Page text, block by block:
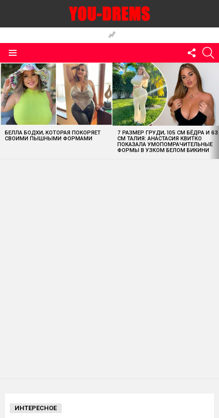
US
MOST
VIEWED
STORIES
БЕЛЛА БОДХИ, КОТОРАЯ ПОКОРЯЕТ
СВОИМИ ПЫШНЫМИ ФОРМАМИ
7 РАЗМЕР ГРУДИ, 105 СМ БЁДРА И 63
СМ ТАЛИЯ: АНАСТАСИЯ КВИТКО
ПОКАЗАЛА УМОПОМРАЧИТЕЛЬНЫЕ
ФОРМЫ В УЗКОМ БЕЛОМ БИКИНИ
ИНТЕРЕСНОЕ